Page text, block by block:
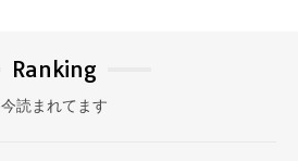
Ranking
今読まれてます